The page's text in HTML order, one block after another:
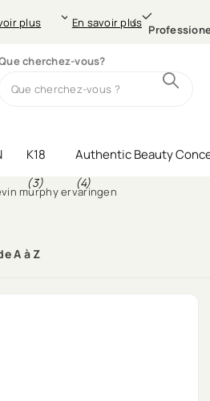
uurbesteld,morgenthuis (in NL & BE)
plus
Professionele
En savoir plus
Professionele
plus
cherchez-vous?
K18
(3)
Authentic Beauty
(4)
murphy ervaringen
A à Z